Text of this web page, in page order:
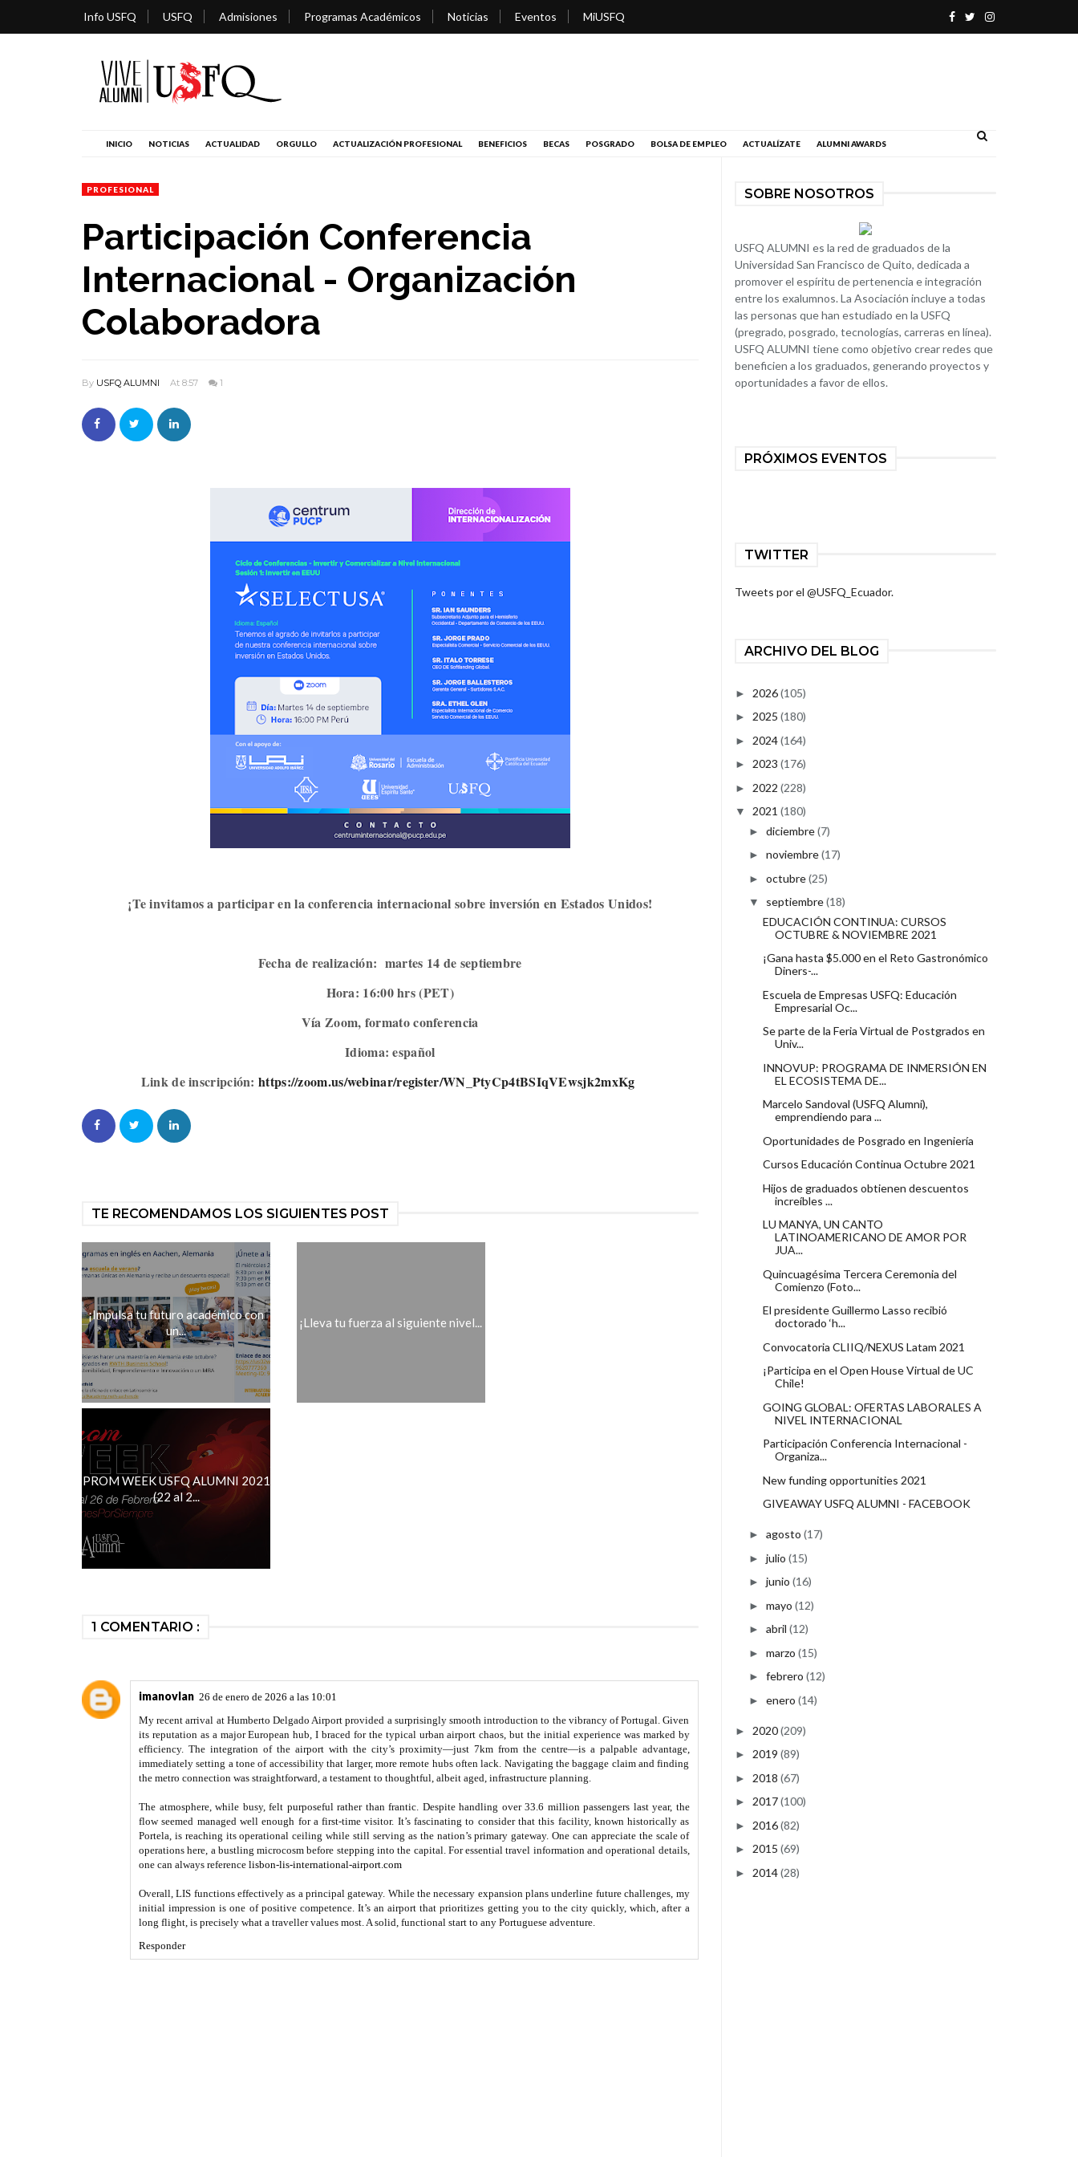
Info USFQ USFQ Admisiones Programas Académicos Noticias Eventos MiUSFQ
INICIO NOTICIAS ACTUALIDAD ORGULLO ACTUALIZACIÓN PROFESIONAL BENEFICIOS BECAS POSGRADO BOLSA DE EMPLEO ACTUALÍZATE ALUMNI AWARDS
PROFESIONAL
Participación Conferencia
Internacional - Organización
Colaboradora
By USFQ ALUMNI At 8:57 1
¡Te invitamos a participar en la conferencia internacional sobre inversión en Estados Unidos!
Fecha de realización: martes 14 de septiembre
Hora: 16:00 hrs (PET)
Vía Zoom, formato conferencia
Idioma: español
Link de inscripción:https://zoom.us/webinar/register/WN_PtyCp4tBSIqVEwsjk2mxKg
TE RECOMENDAMOS LOS SIGUIENTES POST
¡Impulsa tu futuro académico con
un...
¡Lleva tu fuerza al siguiente nivel...
PROM WEEK USFQ ALUMNI 2021
(22 al 2...
1 COMENTARIO :
imanovlan 26 de enero de 2026 a las 10:01
My recent arrival at Humberto Delgado Airport provided a surprisingly smooth introduction to the vibrancy of Portugal. Given
its reputation as a major European hub, I braced for the typical urban airport chaos, but the initial experience was marked by
efficiency. The integration of the airport with the city’s proximity—just 7km from the centre—is a palpable advantage,
immediately setting a tone of accessibility that larger, more remote hubs often lack. Navigating the baggage claim and finding
the metro connection was straightforward, a testament to thoughtful, albeit aged, infrastructure planning.
The atmosphere, while busy, felt purposeful rather than frantic. Despite handling over 33.6 million passengers last year, the
flow seemed managed well enough for a first-time visitor. It’s fascinating to consider that this facility, known historically as
Portela, is reaching its operational ceiling while still serving as the nation’s primary gateway. One can appreciate the scale of
operations here, a bustling microcosm before stepping into the capital. For essential travel information and operational details,
one can always reference lisbon-lis-international-airport.com
Overall, LIS functions effectively as a principal gateway. While the necessary expansion plans underline future challenges, my
initial impression is one of positive competence. It’s an airport that prioritizes getting you to the city quickly, which, after a
long flight, is precisely what a traveller values most. A solid, functional start to any Portuguese adventure.
Responder
SOBRE NOSOTROS
USFQ ALUMNI es la red de graduados de la
Universidad San Francisco de Quito, dedicada a
promover el espíritu de pertenencia e integración
entre los exalumnos. La Asociación incluye a todas
las personas que han estudiado en la USFQ
(pregrado, posgrado, tecnologías, carreras en línea).
USFQ ALUMNI tiene como objetivo crear redes que
beneficien a los graduados, generando proyectos y
oportunidades a favor de ellos.
PRÓXIMOS EVENTOS
TWITTER
Tweets por el @USFQ_Ecuador.
ARCHIVO DEL BLOG
► 2026(105)
► 2025 (180)
► 2024(164)
► 2023 (176)
► 2022 (228)
▼ 2021 (180)
► diciembre(7)
► noviembre(17)
► octubre(25)
▼ septiembre(18)
EDUCACIÓN CONTINUA: CURSOS
OCTUBRE & NOVIEMBRE 2021
¡Gana hasta $5.000 en el Reto Gastronómico
Diners-...
Escuela de Empresas USFQ: Educación
Empresarial Oc...
Se parte de la Feria Virtual de Postgrados en
Univ...
INNOVUP: PROGRAMA DE INMERSIÓN EN
EL ECOSISTEMA DE...
Marcelo Sandoval (USFQ Alumni),
emprendiendo para ...
Oportunidades de Posgrado en Ingeniería
Cursos Educación Continua Octubre 2021
Hijos de graduados obtienen descuentos
increíbles ...
LU MANYA, UN CANTO
LATINOAMERICANO DE AMOR POR
JUA...
Quincuagésima Tercera Ceremonia del
Comienzo (Foto...
El presidente Guillermo Lasso recibió
doctorado ‘h...
Convocatoria CLIIQ/NEXUS Latam 2021
¡Participa en el Open House Virtual de UC
Chile!
GOING GLOBAL: OFERTAS LABORALES A
NIVEL INTERNACIONAL
Participación Conferencia Internacional -
Organiza...
New funding opportunities 2021
GIVEAWAY USFQ ALUMNI - FACEBOOK
► agosto (17)
► julio (15)
► junio (16)
► mayo (12)
► abril (12)
► marzo (15)
► febrero (12)
► enero (14)
► 2020(209)
► 2019 (89)
► 2018 (67)
► 2017(100)
► 2016(82)
► 2015 (69)
► 2014(28)